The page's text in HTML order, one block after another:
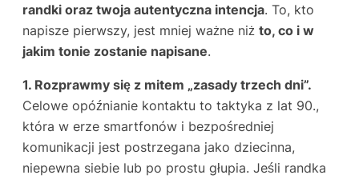
randki oraz twoja autentyczna intencja. To, kto
napisze pierwszy, jest mniej ważne niż to, co i w
jakim tonie zostanie napisane.
1. Rozprawmy się z mitem „zasady trzech dni”.
Celowe opóźnianie kontaktu to taktyka z lat 90.,
która w erze smartfonów i bezpośredniej
komunikacji jest postrzegana jako dziecinna,
niepewna siebie lub po prostu głupia. Jeśli randka